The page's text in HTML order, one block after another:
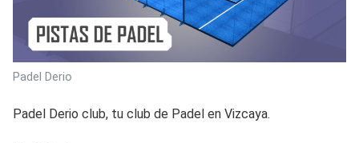
Padel Derio
Padel Derio club, tu club de Padel en Vizcaya.